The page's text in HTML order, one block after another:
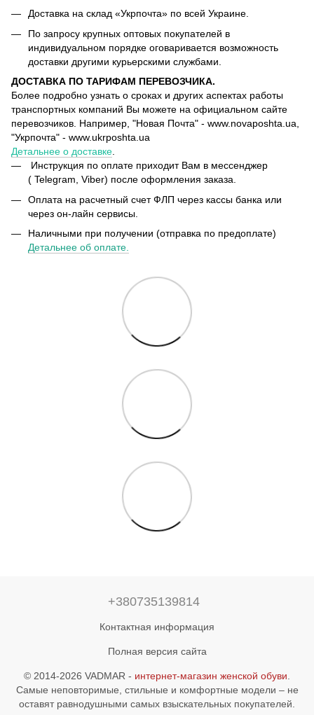
Доставка на склад «Укрпочта» по всей Украине.
По запросу крупных оптовых покупателей в
индивидуальном порядке оговаривается возможность
доставки другими курьерскими службами.
ДОСТАВКА ПО ТАРИФАМ ПЕРЕВОЗЧИКА.
Более подробно узнать о сроках и других аспектах работы
транспортных компаний Вы можете на официальном сайте
перевозчиков. Например, "Новая Почта" - www.novaposhta.ua,
"Укрпочта" - www.ukrposhta.ua
Детальнее о доставке
Инструкция по оплате приходит Вам в мессенджер
( Telegram, Viber) после оформления заказа.
Оплата на расчетный счет ФЛП через кассы банка или
через он-лайн сервисы.
Наличными при получении (отправка по предоплате)
Детальнее об оплате.
+380735139814
Контактная информация
Полная версия сайта
© 2014-2026 VADMAR - интернет-магазин женской обуви
Самые неповторимые, стильные и комфортные модели – не
оставят равнодушными самых взыскательных покупателей.